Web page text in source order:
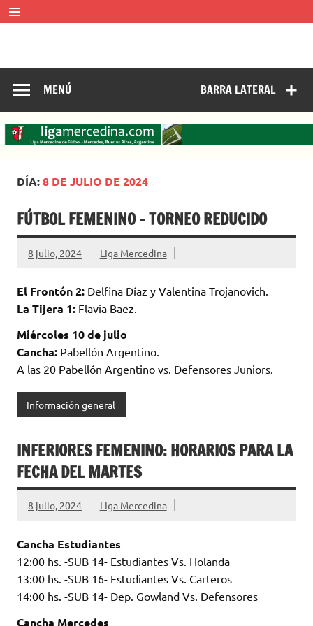
Saltar
contenido
ligamercedinadefutbol@hotmail.com ————— 02324-
BARRA LATERAL
MENÚ
DÍA:8 DE JULIO DE 2024
FÚTBOL FEMENINO – TORNEO REDUCIDO
8 julio, 2024 LIga Mercedina
El Frontón 2: Delfina Díaz y Valentina Trojanovich.
La Tijera 1: Flavia Baez.
Miércoles 10 de julio
Cancha: Pabellón Argentino.
A las 20 Pabellón Argentino vs. Defensores Juniors.
Información general
INFERIORES FEMENINO: HORARIOS PARA LA
FECHA DEL MARTES
8 julio, 2024 LIga Mercedina
Cancha Estudiantes
12:00 hs. -SUB 14- Estudiantes Vs. Holanda
13:00 hs. -SUB 16- Estudiantes Vs. Carteros
14:00 hs. -SUB 14- Dep. Gowland Vs. Defensores
Cancha Mercedes